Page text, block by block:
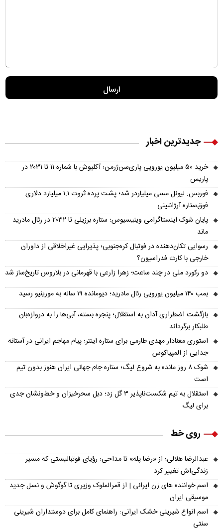
جدیدترین اخبار
خرید ۵۰ میلیون یورویی پاری‌سن‌ژرمن؛ آکلیوش با شماره ۱۱ تا ۲۰۳۱ در
پاریس
فوربس: لیونل مسی میلیاردر شد؛ پشت پرده ثروت ۱.۱ میلیارد دلاری
فوق‌ستاره آرژانتینی
پایان شوک اینستاگرامی وینیسیوس؛ ستاره برزیلی تا ۲۰۳۲ در رئال مادرید
ماند
رسوایی تکان‌دهنده در فوتبال کره‌جنوبی؛ پذیرایی غیراخلاقی از داوران
خارجی با کارت فدراسیون؟
دو رکورد ملی در چند ساعت؛ زهرا زارعی با قهرمانی در بلاروس تاریخ‌ساز شد
بمب ۱۴۰ میلیون یورویی رئال مادرید؛ دیومانده ۱۹ ساله به مورینیو رسید
بازگشت اضطراری آدان به استقلال؛ پنجره بسته، آبی‌ها را به دروازه‌بان
طلبکار برگرداند
استوری معنادار مهدی طارمی برای ستاره اینتر؛ پیام مهاجم ایرانی در آستانه
جدایی از المپیاکوس
شوک ۸ روز مانده به شروع لیگ؛ ستاره جام جهانی ایران هنوز بدون تیم
است
استقلال به تیم شکست‌ناپذیر ۳ گل زد؛ دبل سحرخیزان و خط‌ونشان جدی
برای لیگ
روی خط
عبدالرضا هلالی؛ از «رضا پله» تا مداحی؛ رؤیای فوتبالیستی که مسیر
زندگی‌اش تغییر کرد
اسم خواننده های زن ایرانی | از قمرالملوک وزیری تا گوگوش و نسل جدید
موسیقی ایران
اسم انواع شیرینی خشک ایرانی: راهنمای کامل برای دوستداران شیرینی
سنتی